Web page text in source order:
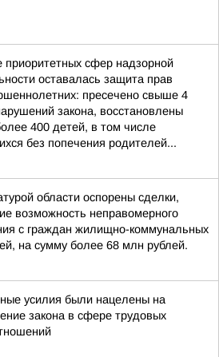
приоритетных сфер надзорной
оставалась защита прав
пресечено свыше 4
закона, восстановлены
400 детей, в том числе
без попечения родителей...
области оспорены сделки,
возможность неправомерного
с граждан жилищно-коммунальных
на сумму более 68 млн рублей.
усилия были нацелены на
закона в сфере трудовых